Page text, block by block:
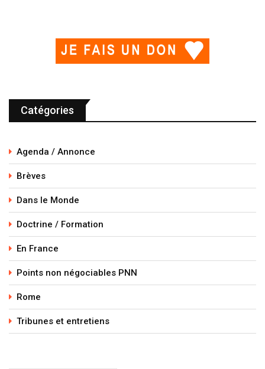
Catégories
Agenda / Annonce
Brèves
Dans le Monde
Doctrine / Formation
En France
Points non négociables PNN
Rome
Tribunes et entretiens